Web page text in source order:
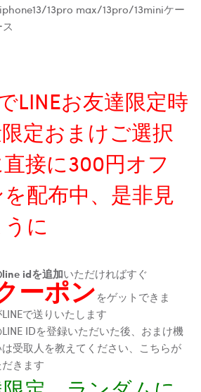
iphone13/13pro max/13pro/13miniケー
LINEお友達限定時
定おまけご選択
接に300円オフ
配布中、是非見
に
idを追加いただければすぐ
ーポンをゲットできま
で送りいたします
IDを登録いただいた後、おまけ機
受取人を教えてください、こちらが
きます